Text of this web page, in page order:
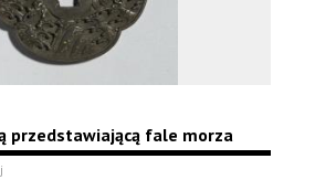
przedstawiającą fale morza